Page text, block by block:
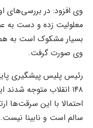
وی افزود: در
معلولیت زده و دست به
بسیار مشکوک است به
وی صورت گرفت.
رئیس پلیس پیشگیری
۱۴۸ انقلاب متوجه
احتمالا با این سرقت‌ها
سالم است و نابینا نیست.